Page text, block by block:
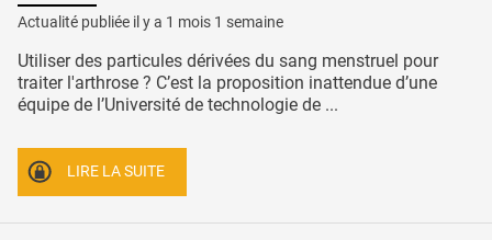
Actualité publiée il y a 1 mois 1 semaine
Utiliser des particules dérivées du sang menstruel pour
traiter l'arthrose ? C’est la proposition inattendue d’une
équipe de l’Université de technologie de ...
LIRE LA SUITE